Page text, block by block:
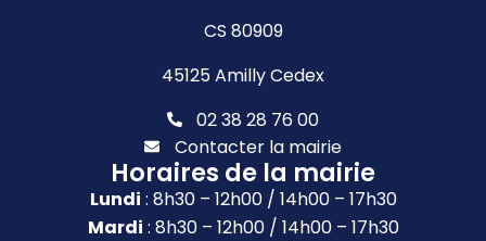
CS 80909
45125 Amilly Cedex
02 38 28 76 00
Contacter la mairie
Horaires de la mairie
Lundi : 8h30 – 12h00 / 14h00 – 17h30
Mardi : 8h30 – 12h00 / 14h00 – 17h30